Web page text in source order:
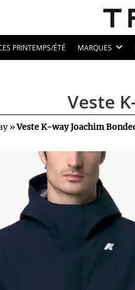
PRINTEMPS/ÉTÉ MARQUES
Veste
»Veste K-way Joachim